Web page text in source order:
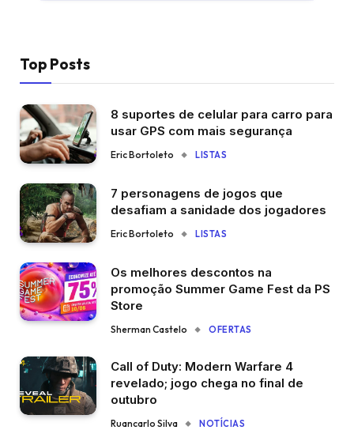
Top Posts
8 suportes de celular para carro para
usar GPS com mais segurança
Eric Bortoleto LISTAS
7 personagens de jogos que
desafiam a sanidade dos jogadores
Eric Bortoleto LISTAS
Os melhores descontos na
promoção Summer Game Fest da PS
Store
Sherman Castelo OFERTAS
Call of Duty: Modern Warfare 4
revelado; jogo chega no final de
outubro
Ruancarlo Silva NOTÍCIAS